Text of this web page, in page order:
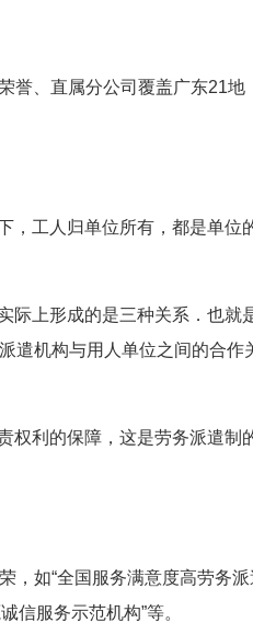
誉、直属分公司覆盖广东21地
，工人归单位所有，都是单位
际上形成的是三种关系．也就
遣机构与用人单位之间的合作
权利的保障，这是劳务派遣制
，如“全国服务满意度高劳务派
信服务示范机构”等。